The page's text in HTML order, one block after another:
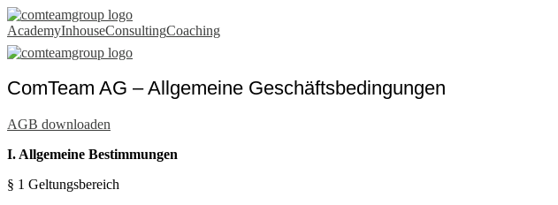
AGB
AcademyInhouseConsultingCoaching
ComTeam AG – Allgemeine Geschäftsbedingungen
AGB downloaden
I. Allgemeine Bestimmungen
§ 1 Geltungsbereich